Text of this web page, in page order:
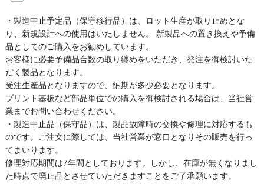
・製造中止予定品（保守移行品）は、ロット生産が取り止めとな
り、新規設計への使用はいたしません。 新製品への置き換えや予備
品としてのご購入をお勧めしています。
お客様に必要予備品台数の取り纏めをいただき、発注を御検討いた
だく製品となります。
受注生産品となりますので、納期が多少必要となります。
プリント基板など部品単位での購入を御検討される場合は、当社営
業までお問い合わせください。
・製造中止品（保守品）は、製品故障時の交換や修理に対応するも
のです。ご注文に際しては、当社営業が窓口となりその販売を行っ
てまいります。
修理対応期間は7年間としております。しかし、在庫が無くなりまし
た時点で廃止品とさせていただきますことをご了承願います。